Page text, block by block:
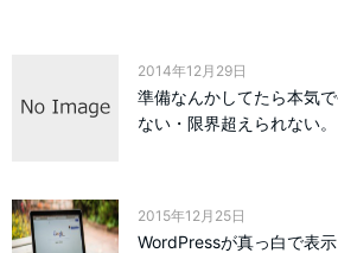
2014年12月29日
準備なんかしてたら本気
ない・限界超えられない。
2015年12月25日
WordPressが真っ白で表